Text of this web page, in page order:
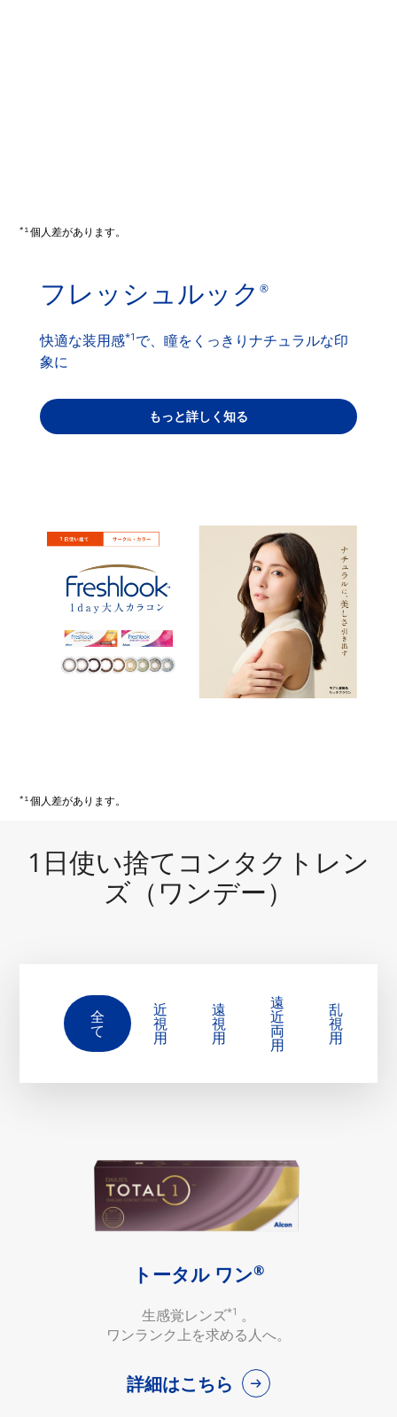
*１ 個人差があります。
フレッシュルック ®
快適な装用感*1 で、瞳をくっきりナチュラルな印
象に
もっと詳しく知る
*１ 個人差があります。
1日使い捨てコンタクトレン
ズ（ワンデー）
全
て
近
視
用
遠
視
用
遠
近
両
用
乱
視
用
トータル ワン®
生感覚レンズ*1 。
ワンランク上を求める人へ。
詳細はこちら